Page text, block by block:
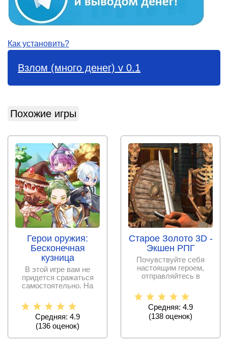
Как установить?
Взлом (много денег) v 0.1
Похожие игры
Герои оружия:
Бесконечная
кузница
В этой игре вам не
придется сражаться
самостоятельно. На
другая
Средняя: 4.9
(136 оценок)
Старое Золото 3D -
Экшен РПГ
Почувствуйте себя
настоящим героем,
отправляйтесь в
где среди
Средняя: 4.9
(138 оценок)